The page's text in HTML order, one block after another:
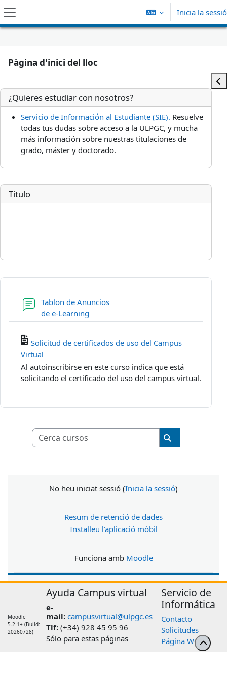
Ves al contingut principal
Panell lateral
Inicia la sessió
Pàgina d'inici del lloc
¿Quieres estudiar con nosotros?
Servicio de Información al Estudiante (SIE). Resuelve
todas tus dudas sobre acceso a la ULPGC, y mucha
más información sobre nuestras titulaciones de
grado, máster y doctorado.
Título
Bienvenida a la ULPGC
Tablon de Anuncios
de e-Learning
Solicitud de certificados de uso del Campus
Virtual
Al autoinscribirse en este curso indica que está
solicitando el certificado del uso del campus virtual.
Cerca cursos
Cerca cursos
No heu iniciat sessió (Inicia la sessió)
Resum de retenció de dades
Instal·leu l’aplicació mòbil
Funciona amb Moodle
Moodle
5.2.1+ (Build:
20260728)
Ayuda Campus virtual
e-
mail: campusvirtual@ulpgc.es
Tlf: (+34) 928 45 95 96
Sólo para estas páginas
Servicio de
Informática
Contacto
Solicitudes
Página Web